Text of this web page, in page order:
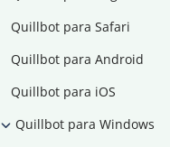
Quillbot para Safari
Quillbot para Android
Quillbot para iOS
Quillbot para Windows